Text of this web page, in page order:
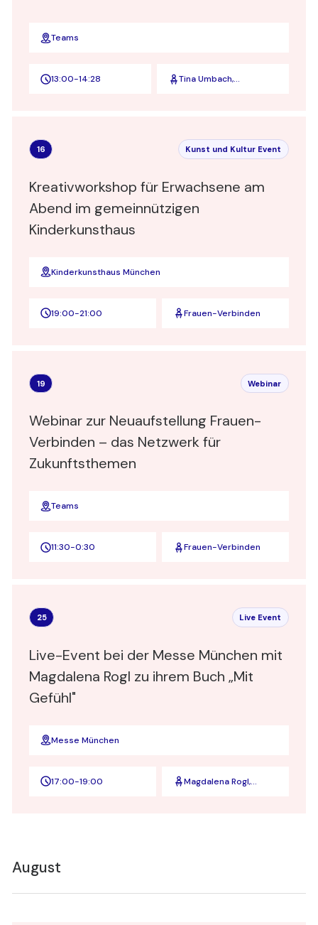
Teams
13:00-14:28
Tina Umbach,
organization I Managing
Director Corporate
16 Kunst und Kultur Event
Kreativworkshop für Erwachsene am
Abend im gemeinnützigen
Kinderkunsthaus
Kinderkunsthaus München
19:00-21:00 Frauen-Verbinden
19 Webinar
Webinar zur Neuaufstellung Frauen-
Verbinden – das Netzwerk für
Zukunftsthemen
Teams
11:30-0:30 Frauen-Verbinden
25 Live Event
Live-Event bei der Messe München mit
Magdalena Rogl zu ihrem Buch „Mit
Gefühl"
Messe München
17:00-19:00
Magdalena Rogl,
August